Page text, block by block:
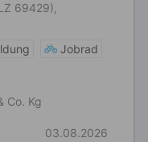
69429),
Jobrad
Co. Kg
03.08.2026